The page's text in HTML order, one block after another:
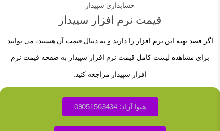
قیمت نرم افزار سپیدار
اگر قصد تهیه این نرم افزار را دارید و به دنبال قیمت آن هستید، می توانید
برای مشاهده لیست کامل قیمت نرم افزار سپیدار به صفحه قیمت نرم
افزار سپیدار مراجعه کنید.
هیوا آزاد: 09051563434